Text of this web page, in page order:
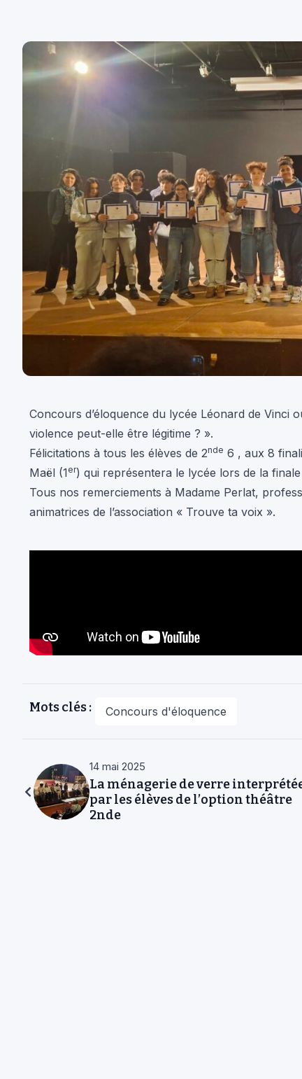
Concours d’éloquence du lycée Léonard de Vinci
violence peut-elle être légitime ? ».
Félicitations à tous les élèves de 2nde 6 , aux 8
Maël (1er) qui représentera le lycée lors de la finale
Tous nos remerciements à Madame Perlat,
animatrices de l’association « Trouve ta voix ».
Mots clés : Concours d'éloquence
14 mai 2025
La ménagerie de verre
par les élèves de l’option théâtre
2nde